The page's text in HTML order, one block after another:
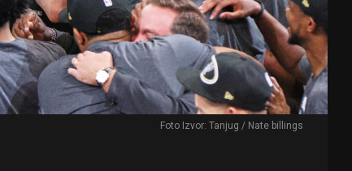
Foto Izvor: Tanjug / Nate billings